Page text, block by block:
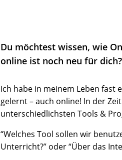
Du möchtest wissen, wie
online ist noch neu für
Ich habe in meinem Leben fast
gelernt – auch online! In der
unterschiedlichsten Tools &
“Welches Tool sollen wir
Unterricht?” oder “Über das